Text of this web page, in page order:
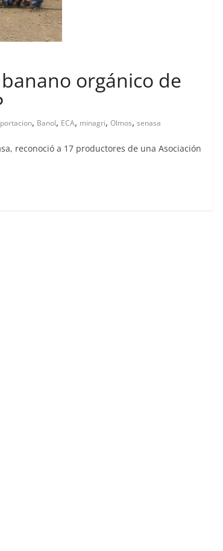
orgánico de
, Banol, ECA, minagri, Olmos, senasa
reconoció a 17 productores de una Asociación